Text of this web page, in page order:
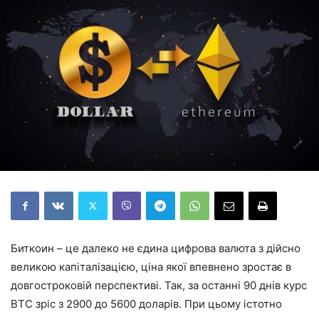
Биткоин – це далеко не єдина цифрова валюта з дійсно
великою капіталізацією, ціна якої впевнено зростає в
довгостроковій перспективі. Так, за останні 90 днів курс
ВТС зріс з 2900 до 5600 доларів. При цьому істотно